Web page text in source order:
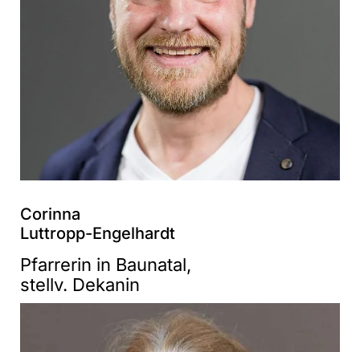
Corinna
Luttropp-Engelhardt
Pfarrerin in Baunatal,
stellv. Dekanin